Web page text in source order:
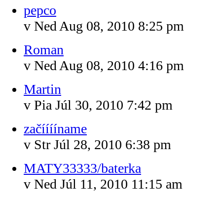
pepco
v Ned Aug 08, 2010 8:25 pm
Roman
v Ned Aug 08, 2010 4:16 pm
Martin
v Pia Júl 30, 2010 7:42 pm
začííííname
v Str Júl 28, 2010 6:38 pm
MATY33333/baterka
v Ned Júl 11, 2010 11:15 am